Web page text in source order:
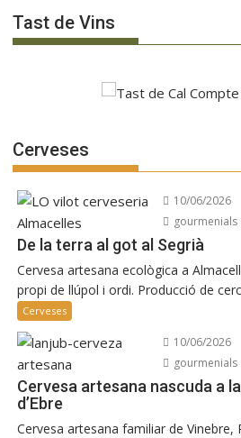
Tast de Vins
Cerveses
10/06/2026
gourmenials
De la terra al got al Segrià
Cervesa artesana ecològica a
propi de llúpol i ordi. Producció de
Cerveses
10/06/2026
gourmenials
Cervesa artesana nascuda a
d’Ebre
Cervesa artesana familiar de Vinebre,